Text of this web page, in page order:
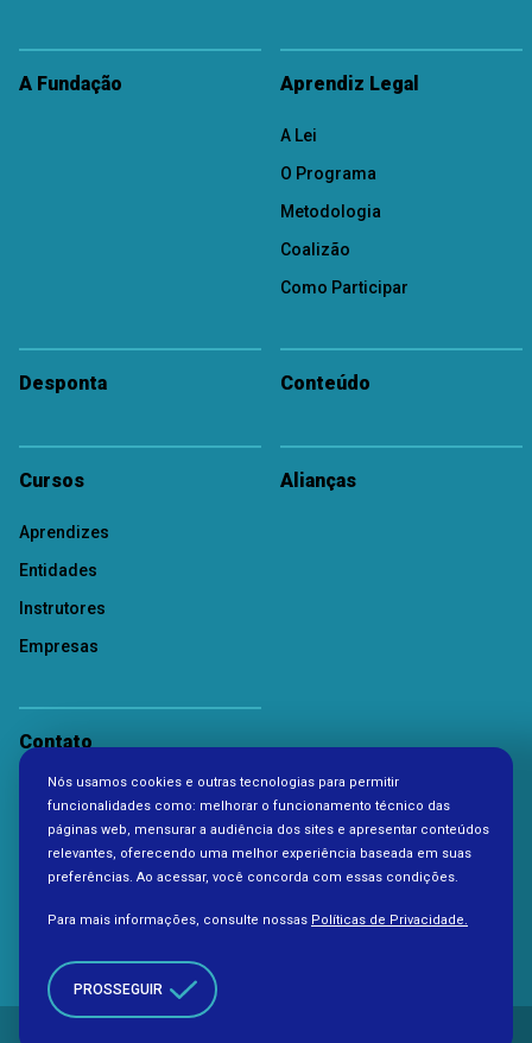
A Fundação Aprendiz Legal
A Lei
O Programa
Metodologia
Coalizão
Como Participar
Desponta Conteúdo
Cursos
Aprendizes
Entidades
Instrutores
Empresas
Alianças
Contato
Nós usamos cookies e outras tecnologias para permitir
funcionalidades como: melhorar o funcionamento técnico das
páginas web, mensurar a audiência dos sites e apresentar conteúdos
relevantes, oferecendo uma melhor experiência baseada em suas
preferências. Ao acessar, você concorda com essas condições.
Para mais informações, consulte nossas Políticas de Privacidade.
PROSSEGUIR